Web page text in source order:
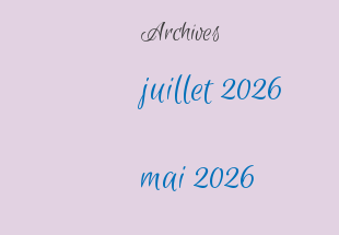
Archives
juillet 2026
mai 2026